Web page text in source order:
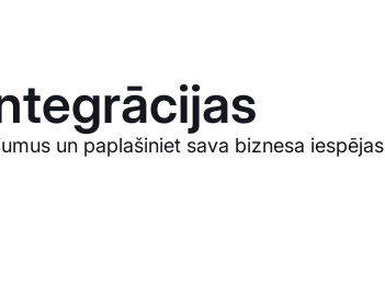
un paplašiniet sava biznesa iespējas